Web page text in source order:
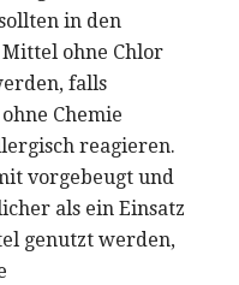
in den
ohne Chlor
falls
Chemie
reagieren.
vorgebeugt und
als ein Einsatz
genutzt werden,